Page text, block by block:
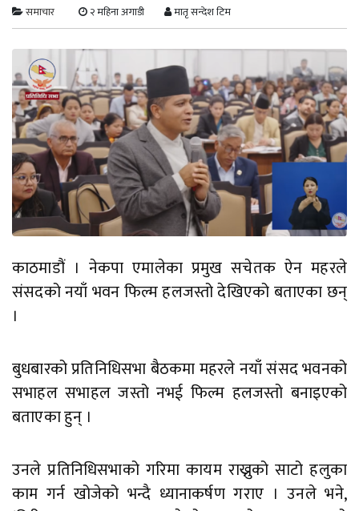
समाचार २ महिना अगाडी मातृ सन्देश टिम
काठमाडौं । नेकपा एमालेका प्रमुख सचेतक ऐन महरले
संसदको नयाँ भवन फिल्म हलजस्तो देखिएको बताएका छन्
।
बुधबारको प्रतिनिधिसभा बैठकमा महरले नयाँ संसद भवनको
सभाहल सभाहल जस्तो नभई फिल्म हलजस्तो बनाइएको
बताएका हुन् ।
उनले प्रतिनिधिसभाको गरिमा कायम राख्नुको साटो हलुका
काम गर्न खोजेको भन्दै ध्यानाकर्षण गराए । उनले भने,